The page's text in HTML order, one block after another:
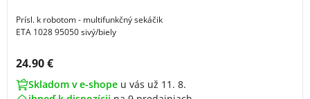
Prísl. k robotom - multifunkčný sekáčik
ETA 1028 95050 sivý/biely
Cena s DPH:
24.90 €
Skladom v e-shope u vás už 11. 8.